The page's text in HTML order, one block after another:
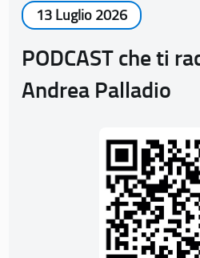
13 Luglio 2026
PODCAST che ti
Andrea Palladio